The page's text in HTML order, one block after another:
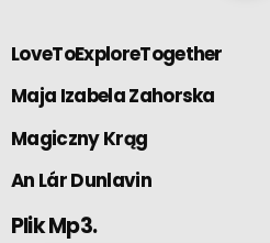
LoveToExploreTogether
Maja Izabela Zahorska
Magiczny Krąg
An Lár Dunlavin
Plik Mp3.